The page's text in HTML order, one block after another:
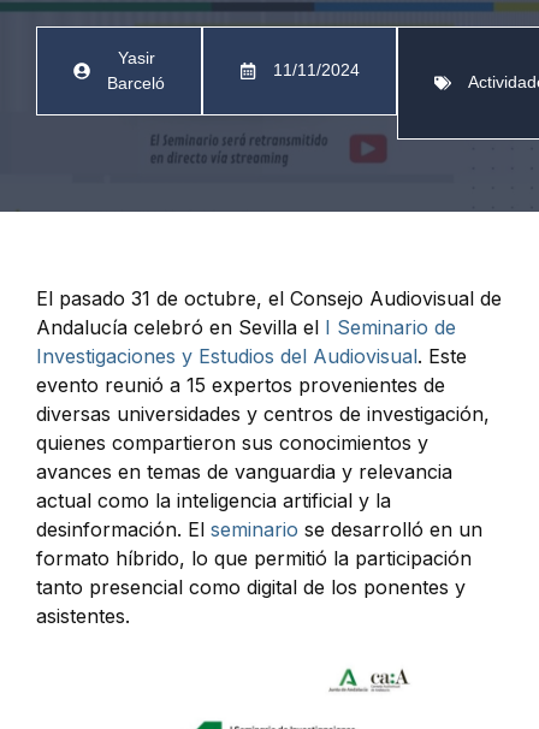
Yasir
Barceló
11/11/2024
El pasado 31 de octubre, el Consejo Audiovisual de
Andalucía celebró en Sevilla el I Seminario de
Investigaciones y Estudios del Audiovisual. Este
evento reunió a 15 expertos provenientes de
diversas universidades y centros de investigación,
quienes compartieron sus conocimientos y
avances en temas de vanguardia y relevancia
actual como la inteligencia artificial y la
desinformación. El seminario se desarrolló en un
formato híbrido, lo que permitió la participación
tanto presencial como digital de los ponentes y
asistentes.